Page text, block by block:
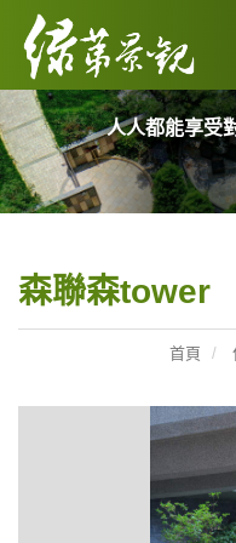
人人都能享受
森聯森tower
首頁